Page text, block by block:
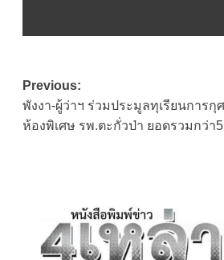
Post
navigation
Previous:
พังงา-ผู้ว่าฯ ร่วมประมูลทุเรียนการ
ห้องพิเศษ รพ.ตะกั่วป่า ยอดรวมกว่า